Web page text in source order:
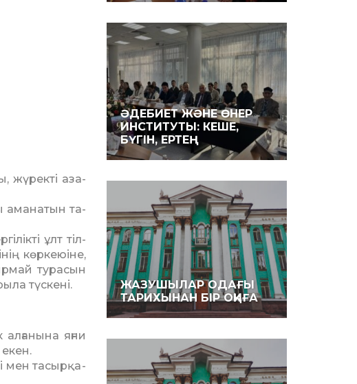
жүректі аза­­
ама­на­тын та­
ұлт тіл­
көр­кеюі­не,
турасын
түскені.
яғни
мен та­сыр­қа­
ӘДЕБИЕТ ЖӘНЕ ӨНЕР
ИНСТИТУТЫ: КЕШЕ,
БҮГІН, ЕРТЕҢ
ЖАЗУШЫЛАР ОДАҒЫ
ТАРИХЫНАН БІР ОҚИҒА